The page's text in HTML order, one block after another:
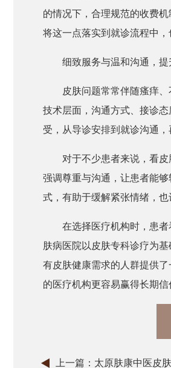
的情况下，合理规范的收费
将这一点落实到就诊流程中，
细致服务与温和沟通，
皮肤问题常常伴随瘙痒
技术层面，沟通方式、接诊
受，从导诊安排到就诊沟通
对于不少患者来说，看
强调尊重与沟通，让患者能
式，有助于缓解紧张情绪，也
在选择医疗机构时，患
肤病医院以皮肤专科诊疗为
有皮肤健康需求的人群提供
的医疗机构更容易赢得长期信
上一篇： 太原肤康中医皮